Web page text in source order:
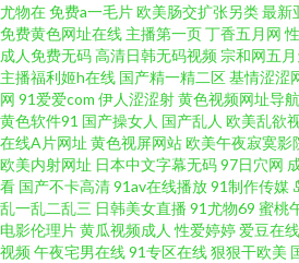
九一在线 国产伊人41p 91超碰人人摸 日韩色
91大神视频网站网址地址 91胖次 狼人香蕉综
区三区成人 影音先锋三级 91康先生在线播放
亚洲中文字幕 91视频网页综合 成人网无码av
性爱大香蕉 东京影院热 欧美性生活BB片
尤物在免费a一毛片欧美肠交扩张另类最新
免费黄色网址在线 主播第一页丁香五月网
成人免费无码高清日韩无码视频 宗和网五
主播福利姬h在线 国产精一精二区基情涩涩
网 91爱爱com 伊人涩涩射黄色视频网址导航
黄色软件91 国产操女人 国产乱人 欧美乱欲
在线A片网址 黄色视屏网站欧美午夜寂寞影
欧美内射网址 日本中文字幕无码97日穴网
看 国产不卡高清91av在线播放91制作传媒
乱一乱二乱三 日韩美女直播 91尤物69 蜜桃
电影伦理片黄瓜视频成人 性爱婷婷 爱豆在
视频午夜宅男在线91专区在线狠狠干欧美